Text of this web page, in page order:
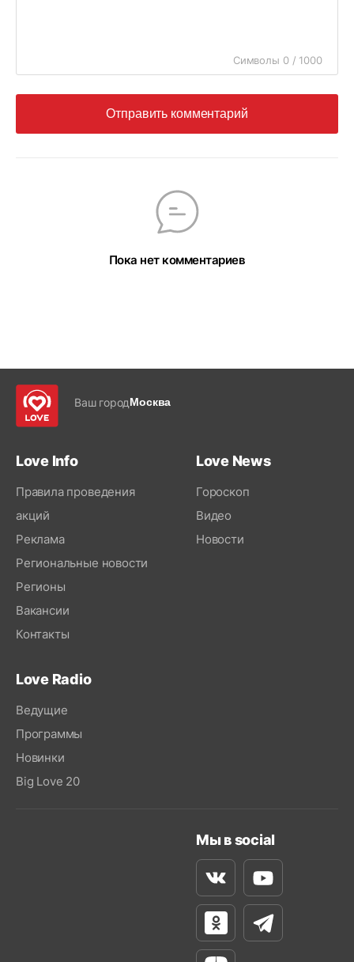
Символы 0 / 1000
Отправить комментарий
Пока нет комментариев
Ваш городМосква
Love Info
Правила проведения
акций
Реклама
Региональные новости
Регионы
Вакансии
Контакты
Love News
Гороскоп
Видео
Новости
Love Radio
Ведущие
Программы
Новинки
Big Love 20
Мы в social
ВконтактеYoutube
Одноклассники
Телеграм